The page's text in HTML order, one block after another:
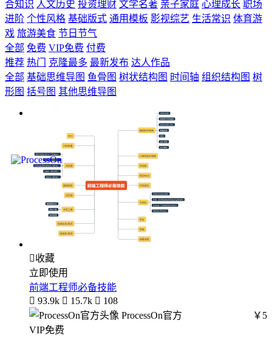
合知识 人文历史 投资理财 文学名著 亲子家庭 心理成长 职场
进阶 个性风格 基础版式 通用模板 影视综艺 生活常识 体育游
戏 旅游美食 节日节气
全部 免费 VIP免费 付费
推荐 热门 克隆最多 最新发布 达人作品
全部 基础思维导图 鱼骨图 树状结构图 时间轴 组织结构图 树
形图 括号图 其他思维导图
收藏
立即使用
前端工程师必备技能
 93.9k  15.7k  108
ProcessOn官方
￥5
VIP免费